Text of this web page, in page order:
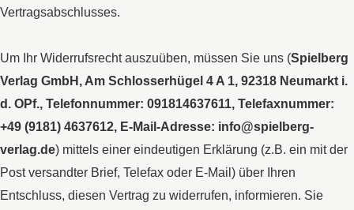
Vertragsabschlusses.
Um Ihr Widerrufsrecht auszuüben, müssen Sie uns (Spielberg
Verlag GmbH, Am Schlosserhügel 4 A 1, 92318 Neumarkt i.
d. OPf., Telefonnummer: 091814637611, Telefaxnummer:
+49 (9181) 4637612, E-Mail-Adresse: info@spielberg-
verlag.de) mittels einer eindeutigen Erklärung (z.B. ein mit der
Post versandter Brief, Telefax oder E-Mail) über Ihren
Entschluss, diesen Vertrag zu widerrufen, informieren. Sie